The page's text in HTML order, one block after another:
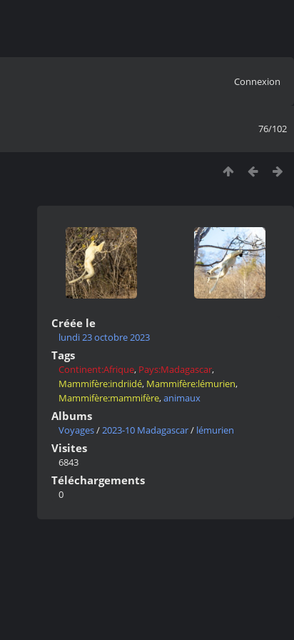
Connexion
76/102
Créée le
lundi 23 octobre 2023
Tags
Continent:Afrique, Pays:Madagascar,
Mammifère:indriidé, Mammifère:lémurien,
Mammifère:mammifère,animaux
Albums
Voyages/2023-10 Madagascar/ lémurien
Visites
6843
Téléchargements
0